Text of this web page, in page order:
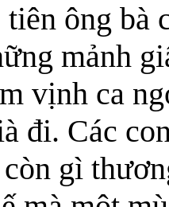
tiên ông bà
mảnh
vịnh ca
đi. Các
gì